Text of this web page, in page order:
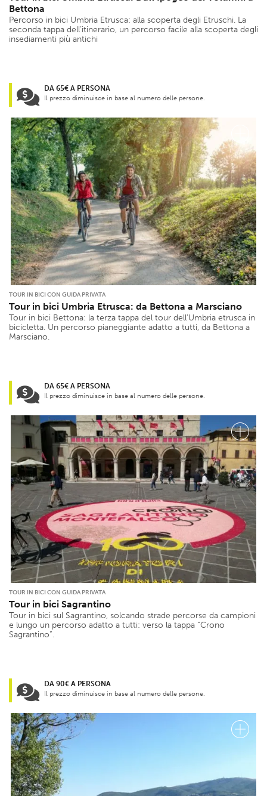
Bettona
Percorso in bici Umbria Etrusca: alla scoperta degli Etruschi. La
seconda tappa dell’itinerario, un percorso facile alla scoperta degli
insediamenti più antichi
DA 65€ A PERSONA
Il prezzo diminuisce in base al numero delle persone.
TOUR IN BICI CON GUIDA PRIVATA
Tour in bici Umbria Etrusca: da Bettona a Marsciano
Tour in bici Bettona: la terza tappa del tour dell’Umbria etrusca in
bicicletta. Un percorso pianeggiante adatto a tutti, da Bettona a
Marsciano.
DA 65€ A PERSONA
Il prezzo diminuisce in base al numero delle persone.
TOUR IN BICI CON GUIDA PRIVATA
Tour in bici Sagrantino
Tour in bici sul Sagrantino, solcando strade percorse da campioni
e lungo un percorso adatto a tutti: verso la tappa “Crono
Sagrantino”.
DA 90€ A PERSONA
Il prezzo diminuisce in base al numero delle persone.